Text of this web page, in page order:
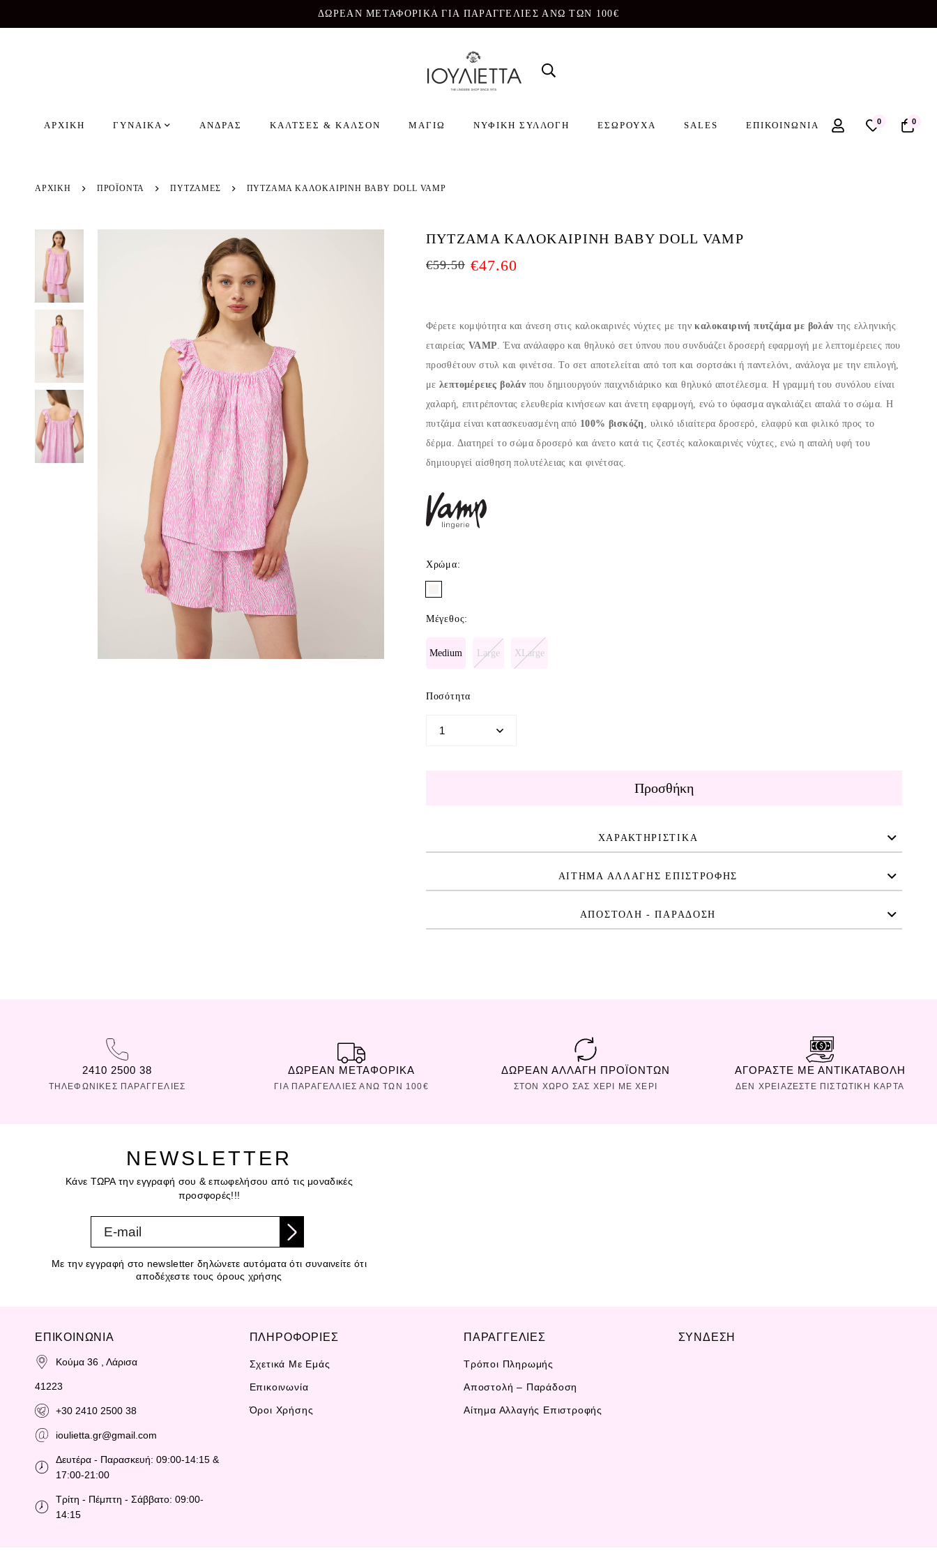
ΔΩΡΕΑΝ ΜΕΤΑΦΟΡΙΚΑ ΓΙΑ ΠΑΡΑΓΓΕΛΙΕΣ ΑΝΩ ΤΩΝ 100€
ΑΡΧΙΚΗ ΓΥΝΑΙΚΑ ΑΝΔΡΑΣ ΚΑΛΤΣΕΣ & ΚΑΛΣΟΝ ΜΑΓΙΩ ΝΥΦΙΚΗ ΣΥΛΛΟΓΗ ΕΣΩΡΟΥΧΑ SALES ΕΠΙΚΟΙΝΩΝΙΑ 0 0
ΑΡΧΙΚΗ ΠΡΟΪΌΝΤΑ ΠΥΤΖΑΜΕΣ ΠΥΤΖΑΜΑ ΚΑΛΟΚΑΙΡΙΝΗ BABY DOLL VAMP
ΠΥΤΖΑΜΑ ΚΑΛΟΚΑΙΡΙΝΗ BABY DOLL VAMP
€59.50 €47.60
Φέρετε κομψότητα και άνεση στις καλοκαιρινές νύχτες με τηνκαλοκαιρινή πυτζάμα με βολάν της ελληνικής
εταιρείας VAMP . Ένα ανάλαφρο και θηλυκό σετ ύπνου που συνδυάζει δροσερή εφαρμογή με λεπτομέρειες που
προσθέτουν στυλ και φινέτσα. Το σετ αποτελείται από τοπ και σορτσάκι ή παντελόνι, ανάλογα με την επιλογή,
μελεπτομέρειες βολάν που δημιουργούν παιχνιδιάρικο και θηλυκό αποτέλεσμα. Η γραμμή του συνόλου είναι
χαλαρή, επιτρέποντας ελευθερία κινήσεων και άνετη εφαρμογή, ενώ το ύφασμα αγκαλιάζει απαλά το σώμα. Η
πυτζάμα είναι κατασκευασμένη από 100% βισκόζη
, υλικό ιδιαίτερα δροσερό, ελαφρύ και φιλικό προς το
δέρμα. Διατηρεί το σώμα δροσερό και άνετο κατά τις ζεστές καλοκαιρινές νύχτες, ενώ η απαλή υφή του
δημιουργεί αίσθηση πολυτέλειας και φινέτσας.
Χρώμα:
Μέγεθος:
Medium Large XLarge
Ποσότητα
Προσθήκη
ΧΑΡΑΚΤΗΡΙΣΤΙΚΑ
ΑΙΤΗΜΑ ΑΛΛΑΓΗΣ ΕΠΙΣΤΡΟΦΗΣ
ΑΠΟΣΤΟΛΗ - ΠΑΡΑΔΟΣΗ
2410 2500 38
ΤΗΛΕΦΩΝΙΚΕΣ ΠΑΡΑΓΓΕΛΙΕΣ
ΔΩΡΕΑΝ ΜΕΤΑΦΟΡΙΚΑ
ΓΙΑ ΠΑΡΑΓΕΛΛΙΕΣ ΑΝΩ ΤΩΝ 100€
ΔΩΡΕΑΝ ΑΛΛΑΓΗ ΠΡΟΪΟΝΤΩΝ
ΣΤΟΝ ΧΩΡΟ ΣAΣ ΧΕΡΙ ΜΕ ΧΕΡΙ
ΑΓΟΡΑΣΤΕ ΜΕ ΑΝΤΙΚΑΤΑΒΟΛΗ
ΔΕΝ ΧΡΕΙΑΖΕΣΤΕ ΠΙΣΤΩΤΙΚΗ ΚΑΡΤΑ
NEWSLETTER
Κάνε ΤΩΡΑ την εγγραφή σου & επωφελήσου από τις μοναδικές
προσφορές!!!
Με την εγγραφή στο newsletter δηλώνετε αυτόματα ότι συναινείτε ότι
αποδέχεστε τους όρους χρήσης
ΕΠΙΚΟΙΝΩΝΙΑ
Κούμα 36 , Λάρισα
41223
+30 2410 2500 38
ioulietta.gr@gmail.com
Δευτέρα - Παρασκευή: 09:00-14:15 &
17:00-21:00
Τρίτη - Πέμπτη - Σάββατο: 09:00-
14:15
ΠΛΗΡΟΦΟΡΙΕΣ
Σχετικά Με Εμάς
Επικοινωνία
Όροι Χρήσης
ΠΑΡΑΓΓΕΛΙΕΣ
Τρόποι Πληρωμής
Αποστολή – Παράδοση
Αίτημα Αλλαγής Επιστροφής
ΣΥΝΔΕΣΗ